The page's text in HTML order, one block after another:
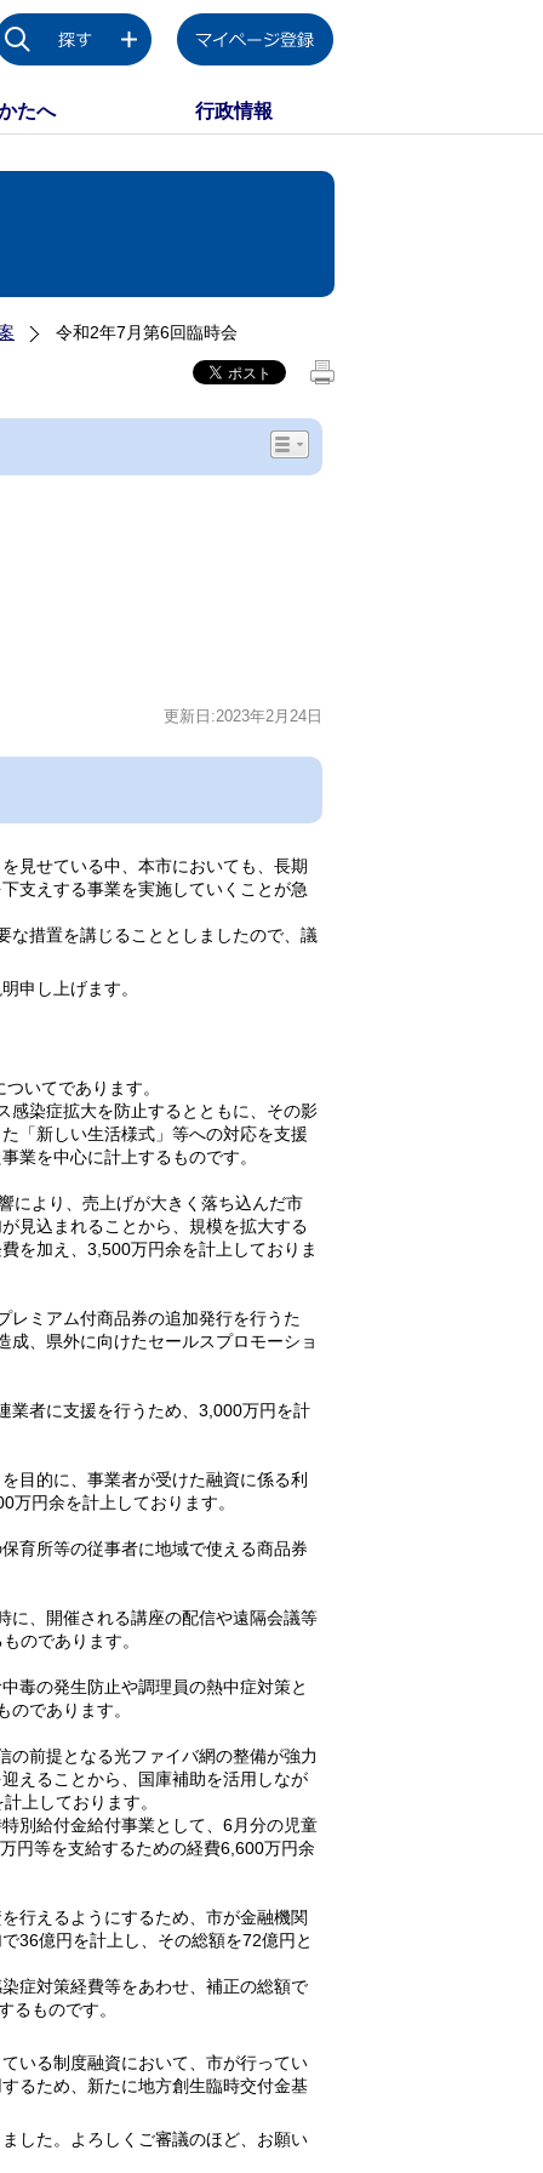
たへ 行政情報
令和2年7月第6回臨時会
更新日:2023年2月24日
見せている中、本市においても、長期
支えする事業を実施していくことが急
措置を講じることとしましたので、議
申し上げます。
いてであります。
染症拡大を防止するとともに、その影
「新しい生活様式」等への対応を支援
業を中心に計上するものです。
より、売上げが大きく落ち込んだ市
見込まれることから、規模を拡大する
を加え、3,500万円余を計上しておりま
ミアム付商品券の追加発行を行うた
、県外に向けたセールスプロモーショ
者に支援を行うため、3,000万円を計
目的に、事業者が受けた融資に係る利
円余を計上しております。
育所等の従事者に地域で使える商品券
、開催される講座の配信や遠隔会議等
のであります。
毒の発生防止や調理員の熱中症対策と
であります。
前提となる光ファイバ網の整備が強力
えることから、国庫補助を活用しなが
上しております。
別給付金給付事業として、6月分の児童
円等を支給するための経費6,600万円余
行えるようにするため、市が金融機関
36億円を計上し、その総額を72億円と
症対策経費等をあわせ、補正の総額で
るものです。
いる制度融資において、市が行ってい
るため、新たに地方創生臨時交付金基
した。よろしくご審議のほど、お願い